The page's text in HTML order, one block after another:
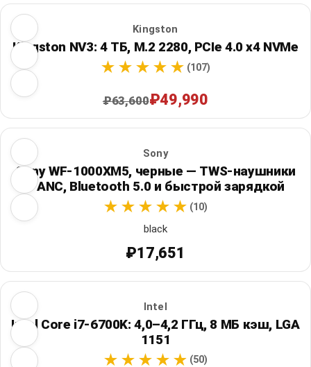
Kingston
Kingston NV3: 4 ТБ, M.2 2280, PCIe 4.0 x4 NVMe
(107)
₽63,600₽49,990
Sony
Sony WF-1000XM5, черные — TWS-наушники
с ANC, Bluetooth 5.0 и быстрой зарядкой
(10)
black
₽17,651
Intel
Intel Core i7-6700K: 4,0–4,2 ГГц, 8 МБ кэш, LGA
1151
(50)